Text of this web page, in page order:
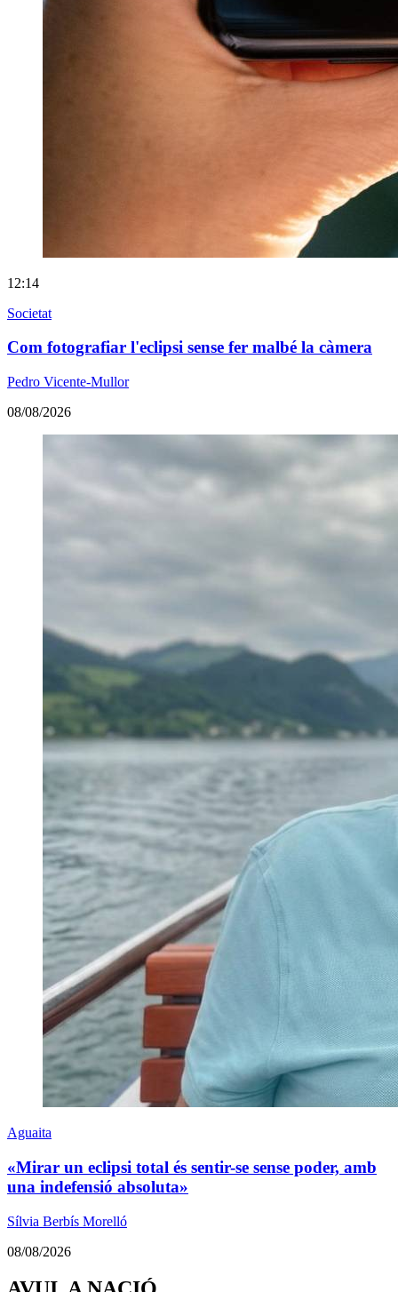
12:14
Societat
Com fotografiar l'eclipsi sense fer malbé la càmera
Pedro Vicente-Mullor
08/08/2026
Aguaita
«Mirar un eclipsi total és sentir-se sense poder, amb
una indefensió absoluta»
Sílvia Berbís Morelló
08/08/2026